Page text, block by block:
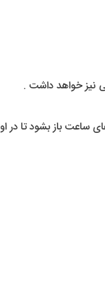
نیز خواهد داشت .
ساعت باز بشود تا